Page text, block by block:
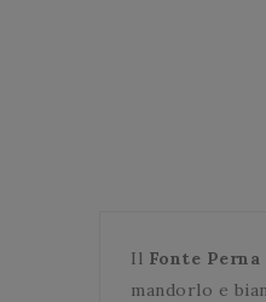
Il Fonte
mandorlo e